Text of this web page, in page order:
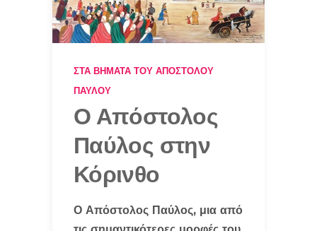
ΣΤΑ ΒΉΜΑΤΑ ΤΟΥ ΑΠΟΣΤΌΛΟΥ
ΠΑΎΛΟΥ
Ο Απόστολος
Παύλος στην
Κόρινθο
Ο Απόστολος Παύλος, μια από